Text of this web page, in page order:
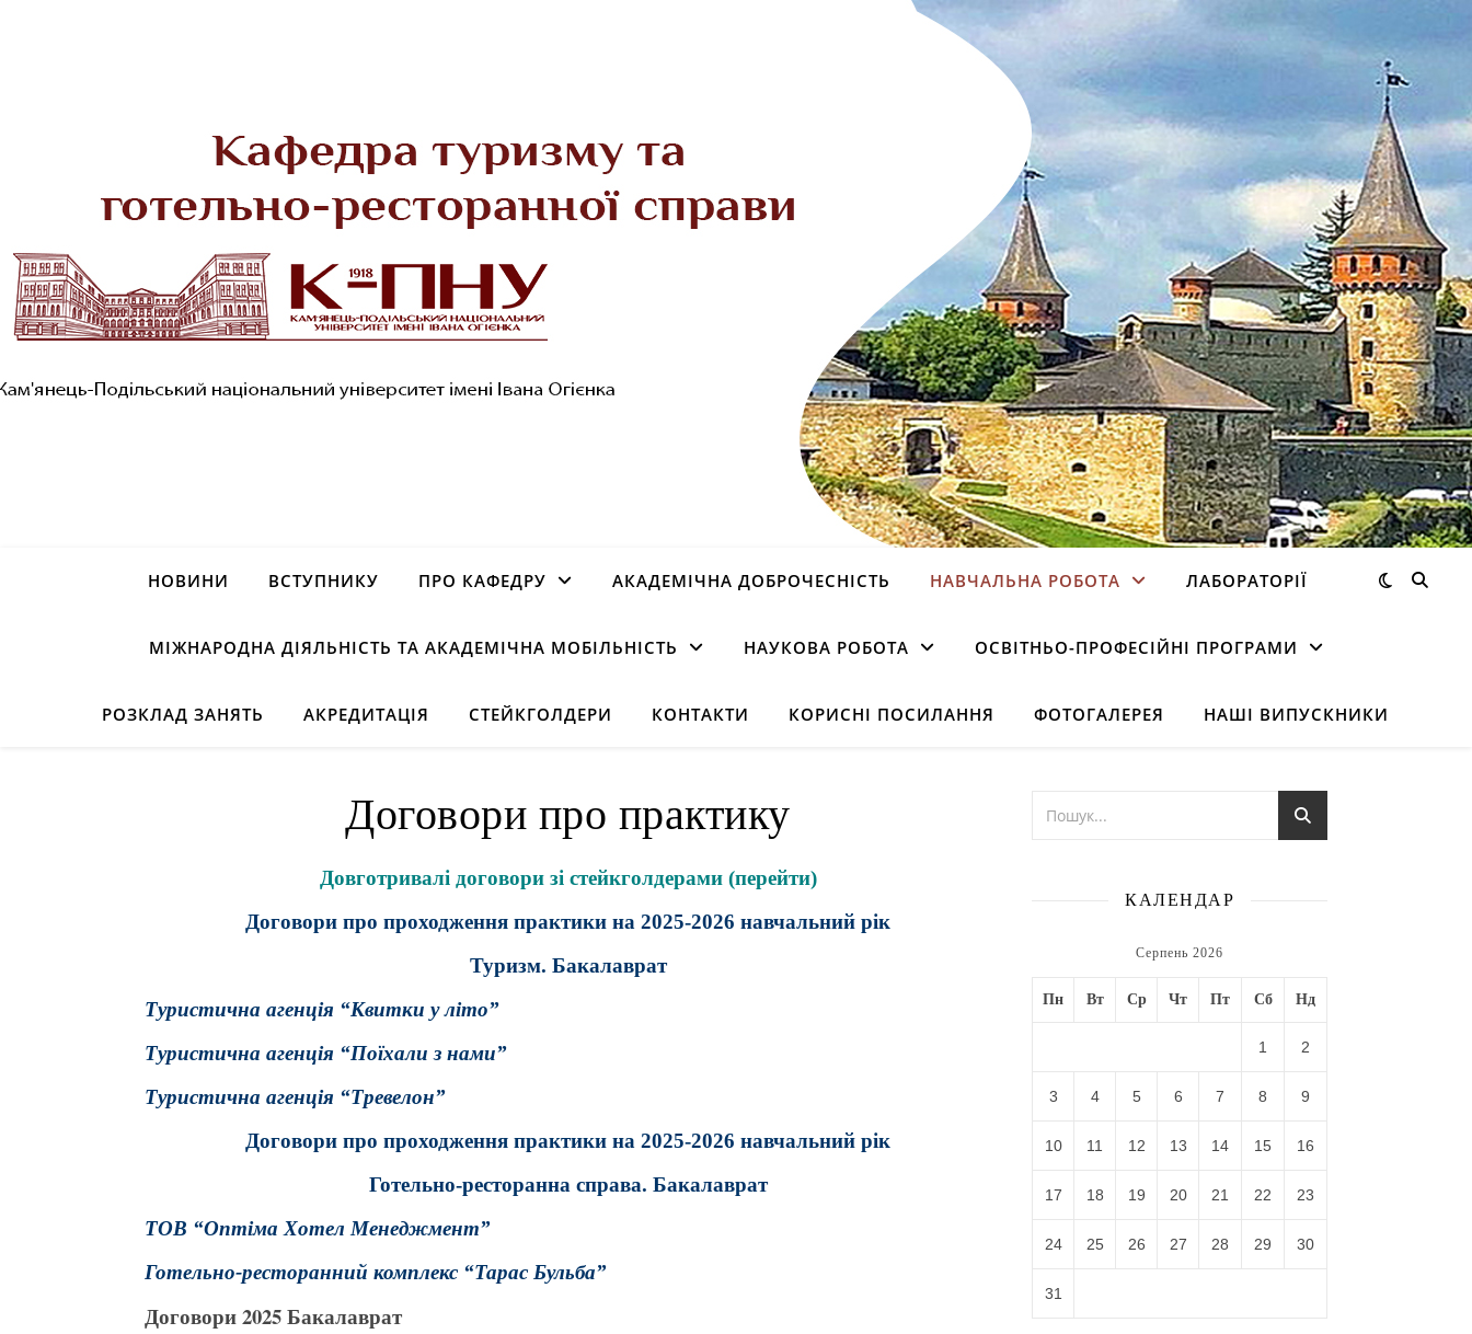
НОВИНИ ВСТУПНИКУ ПРО КАФЕДРУ АКАДЕМІЧНА ДОБРОЧЕСНІСТЬ НАВЧАЛЬНА РОБОТА ЛАБОРАТОРІЇ
МІЖНАРОДНА ДІЯЛЬНІСТЬ ТА АКАДЕМІЧНА МОБІЛЬНІСТЬ НАУКОВА РОБОТА ОСВІТНЬО-ПРОФЕСІЙНІ ПРОГРАМИ
РОЗКЛАД ЗАНЯТЬ АКРЕДИТАЦІЯ СТЕЙКГОЛДЕРИ КОНТАКТИ КОРИСНІ ПОСИЛАННЯ ФОТОГАЛЕРЕЯ НАШІ ВИПУСКНИКИ
Договори про практику
Довготривалі договори зі стейкголдерами (перейти)
Договори про проходження практики на 2025-2026 навчальний рік
Туризм. Бакалаврат
Туристична агенція “Квитки у літо”
Туристична агенція “Поїхали з нами”
Туристична агенція “Тревелон”
Договори про проходження практики на 2025-2026 навчальний рік
Готельно-ресторанна справа. Бакалаврат
ТОВ “Оптіма Хотел Менеджмент”
Готельно-ресторанний комплекс “Тарас Бульба”
Договори 2025 Бакалаврат
КАЛЕНДАР
Серпень 2026
Пн Вт Ср Чт Пт Сб Нд
1 2
3 4 5 6 7 8 9
10 11 12 13 14 15 16
17 18 19 20 21 22 23
24 25 26 27 28 29 30
31